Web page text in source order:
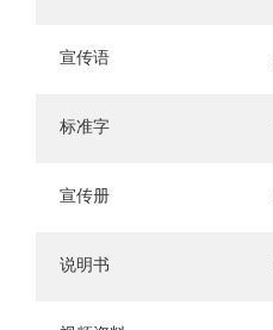
宣传语
标准字
宣传册
说明书